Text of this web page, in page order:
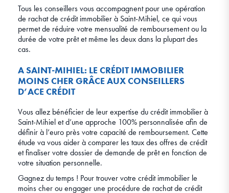
Tous les conseillers vous accompagnent pour une opération
de rachat de crédit immobilier à Saint-Mihiel, ce qui vous
permet de réduire votre mensualité de remboursement ou la
durée de votre prêt et même les deux dans la plupart des
cas.
A SAINT-MIHIEL: LE CRÉDIT IMMOBILIER
MOINS CHER GRÂCE AUX CONSEILLERS
D’ACE CRÉDIT
Vous allez bénéficier de leur expertise du crédit immobilier à
Saint-Mihiel et d’une approche 100% personnalisée afin de
définir à l’euro près votre capacité de remboursement. Cette
étude va vous aider à comparer les taux des offres de crédit
et finaliser votre dossier de demande de prêt en fonction de
votre situation personnelle.
Gagnez du temps ! Pour trouver votre crédit immobilier le
moins cher ou engager une procédure de rachat de crédit